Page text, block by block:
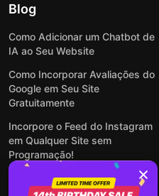
Blog
Como Adicionar um Chatbot de
IA ao Seu Website
Como Incorporar Avaliações do
Google em Seu Site
Gratuitamente
Incorpore o Feed do Instagram
em Qualquer Site sem
Programação!
Como Incorporar Formulários
em Qualquer Site Online e